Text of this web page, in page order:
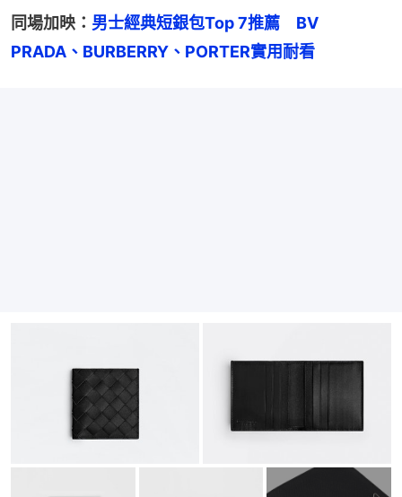
同場加映： 男士經典短銀包Top 7推薦　BV
PRADA、BURBERRY、PORTER實用耐看